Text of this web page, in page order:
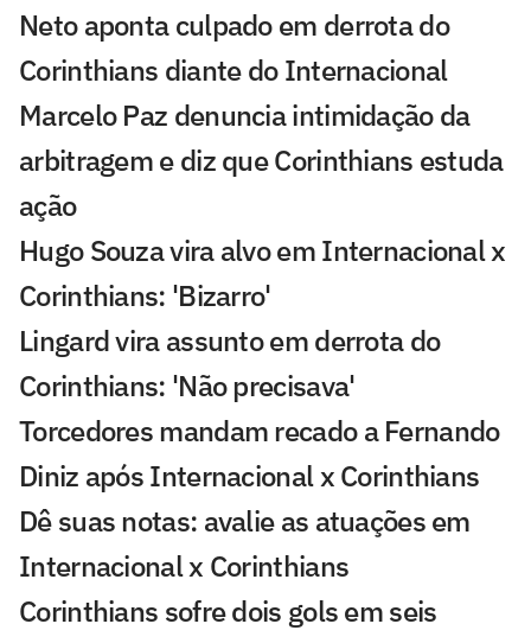
Neto aponta culpado em derrota do
Corinthians diante do Internacional
Marcelo Paz denuncia intimidação da
arbitragem e diz que Corinthians estuda
ação
Hugo Souza vira alvo em Internacional x
Corinthians: 'Bizarro'
Lingard vira assunto em derrota do
Corinthians: 'Não precisava'
Torcedores mandam recado a Fernando
Diniz após Internacional x Corinthians
Dê suas notas: avalie as atuações em
Internacional x Corinthians
Corinthians sofre dois gols em seis